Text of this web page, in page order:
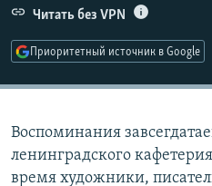
Читать без VPN
Приоритетный источник в Google
Воспоминания
ленинградского
время художники,